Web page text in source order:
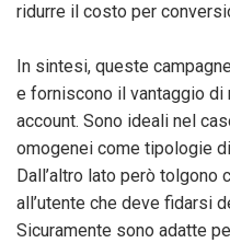
ridurre il costo per
In sintesi, queste
e forniscono il vantaggio
account. Sono ideali nel
omogenei come tipologie
Dall’altro lato però
all’utente che deve fidarsi
Sicuramente sono adatte